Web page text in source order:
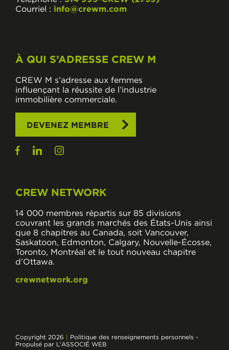
Courriel : info@crewm.com
À QUI S’ADRESSE CREW M
CREW M s’adresse aux femmes
influençant la réussite de l’industrie
immobilière commerciale.
DEVENEZ MEMBRE
CREW NETWORK
14 000 membres répartis sur 85 divisions
couvrant les grands marchés des États-Unis ainsi
que 8 chapitres au Canada, soit Vancouver,
Saskatoon, Edmonton, Calgary, Nouvelle-Écosse,
Toronto, Montréal et le tout nouveau chapitre
d’Ottawa.
crewnetwork.org
Copyright 2026 Politique des renseignements personnels -
Propulsé par L'ASSOCIÉ WEB